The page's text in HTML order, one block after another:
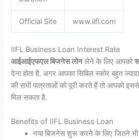
Official Site www.iifl.com
IIFL Business Loan Interest Rate
आईआईएफएल बिजनेस लोनलेने के लिए आपको
देना होता है. अगर आपका सिबिल स्कोर बहुत
की सभी पात्रताओं को पूरी करते हैं तो आपको
मिल सकता है.
Benefits of IIFL Business Loan
नया बिजनेस शुरू करने के लिए जितने भी